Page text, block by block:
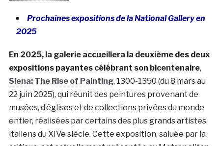
Prochaines expositions de la National Gallery en
2025
En 2025, la galerie accueillera la deuxième des deux
expositions payantes célébrant son bicentenaire,
Siena: The Rise of Painting, 1300-1350 (du 8 mars au
22 juin 2025), qui réunit des peintures provenant de
musées, d’églises et de collections privées du monde
entier, réalisées par certains des plus grands artistes
italiens du XIVe siècle. Cette exposition, saluée par la